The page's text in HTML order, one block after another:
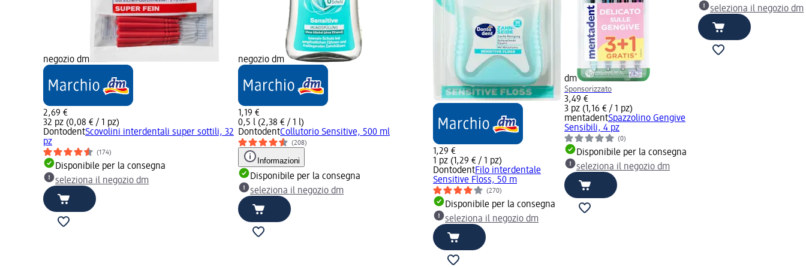
negozio dm
2,69 €
32 pz (0,08 € / 1 pz)
DontodentScovolini interdentali super sottili, 32
pz
(174)
Disponibile per la consegna
seleziona il negozio dm
negozio dm
1,19 €
0,5 l (2,38 € / 1 l)
DontodentCollutorio Sensitive, 500 ml
(208)
Informazioni
Disponibile per la consegna
seleziona il negozio dm
1,29 €
1 pz (1,29 € / 1 pz)
DontodentFilo interdentale
Sensitive Floss, 50 m
(270)
Disponibile per la consegna
seleziona il negozio dm
dm
Sponsorizzato
3,49 €
3 pz (1,16 € / 1 pz)
mentadentSpazzolino Gengive
Sensibili, 4 pz
(0)
Disponibile per la consegna
seleziona il negozio dm
seleziona il negozio dm